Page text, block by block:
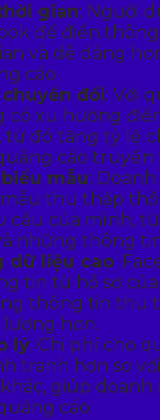
gian: Người
để điền
và dễ dàng
cáo.
đổi: Với
có xu hướng
từ đó tăng tỷ lệ
cáo truyền
mẫu:
thu thập
cầu của mình,
những thông
dữ liệu cao:
tin từ hồ sơ
thông tin thu
lượng hơn.
lý: Chi phí cho
tranh hơn so
giúp doanh
cáo.